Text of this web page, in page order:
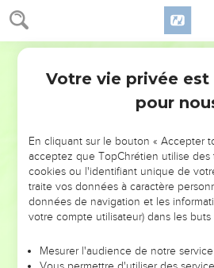
2 Chroniques 28
en ennemi au lieu de le soutenir.
Achaz avait dépouillé la maison
et la maison des chefs pour faire des
d'Assyrie, mais cela ne lui servit à
Alors même qu'il était dans la
son infidélité envers l'Eternel, lui, le
Il offrit des sacrifices aux dieux de
frappé et dit : « Puisque les dieux
viennent en aide, je leur offrirai des
viennent à mon aide. » Mais ils
celle de tout Israël.
les mit en pièces. Il ferma les portes
Votre vie privée
pour
En cliquant sur le bouton « Accepter
acceptez que TopChrétien utilise des
cookies ou l'identifiant unique de
traite vos données à caractère
données de navigation et les
votre compte utilisateur) dans les buts
Mesurer l'audience de notre service